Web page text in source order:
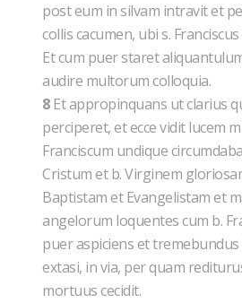
post eum in silvam intravit et
collis cacumen, ubi s.
Et cum puer staret
audire multorum colloquia.
8Et appropinquans ut clarius
perciperet, et ecce vidit lucem
Franciscum undique
Cristum et b. Virginem
Baptistam et Evangelistam et
angelorum loquentes cum b.
puer aspiciens et
extasi, in via, per quam
mortuus cecidit.